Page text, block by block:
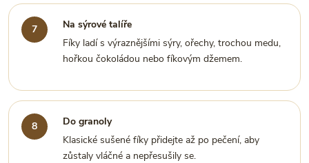
Na sýrové talíře
Fíky ladí s výraznějšími sýry, ořechy, trochou medu,
hořkou čokoládou nebo fíkovým džemem.
Do granoly
Klasické sušené fíky přidejte až po pečení, aby
zůstaly vláčné a nepřesušily se.